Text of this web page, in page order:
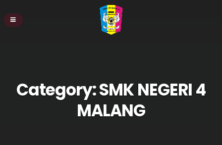
Category:SMK NEGERI 4
MALANG